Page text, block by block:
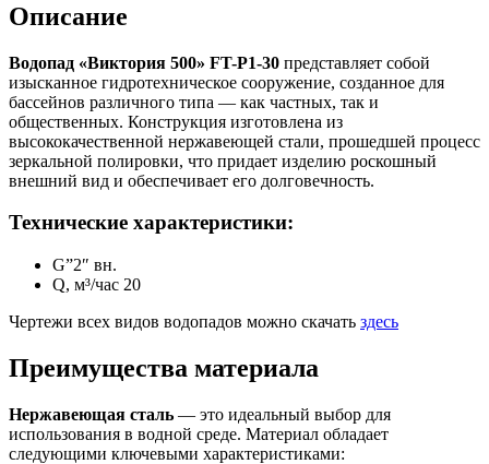
Описание
Водопад «Виктория 500» FT-Р1-30 представляет собой
изысканное гидротехническое сооружение, созданное для
бассейнов различного типа — как частных, так и
общественных. Конструкция изготовлена из
высококачественной нержавеющей стали, прошедшей процесс
зеркальной полировки, что придает изделию роскошный
внешний вид и обеспечивает его долговечность.
Технические характеристики:
G”2″ вн.
Q, м³/час 20
Чертежи всех видов водопадов можно скачать здесь
Преимущества материала
Нержавеющая сталь — это идеальный выбор для
использования в водной среде. Материал обладает
следующими ключевыми характеристиками: